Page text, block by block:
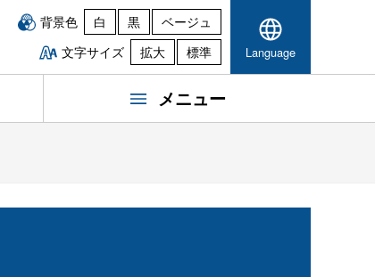
背景色 白 黒
ベージュ
文字サイズ
拡大 標準 Language
メニュー